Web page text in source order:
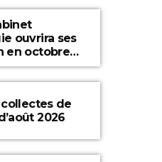
ouvrira ses
en octobre
de
2026